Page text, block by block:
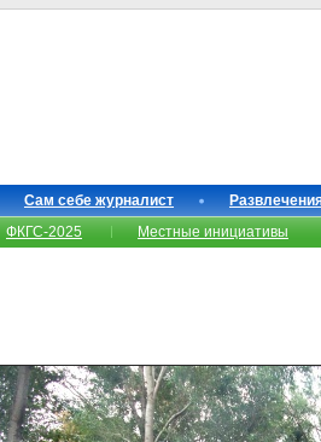
Сам себе журналист
ФКГС-2025 Местные инициативы